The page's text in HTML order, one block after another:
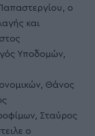
ο
και
Υποδομών,
Θάνος
Σταύρος
ο